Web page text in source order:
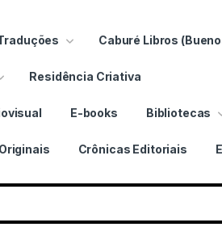
Caburé Libros
Residência Criativa
E-books Bibliotecas
Originais Crônicas Editoriais